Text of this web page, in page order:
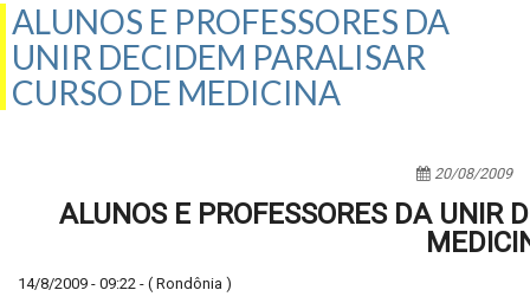
ALUNOS E PROFESSORES DA
UNIR DECIDEM PARALISAR
CURSO DE MEDICINA
20/08/2009
ALUNOS E PROFESSORES DA UNIR
14/8/2009 - 09:22 - ( Rondônia )